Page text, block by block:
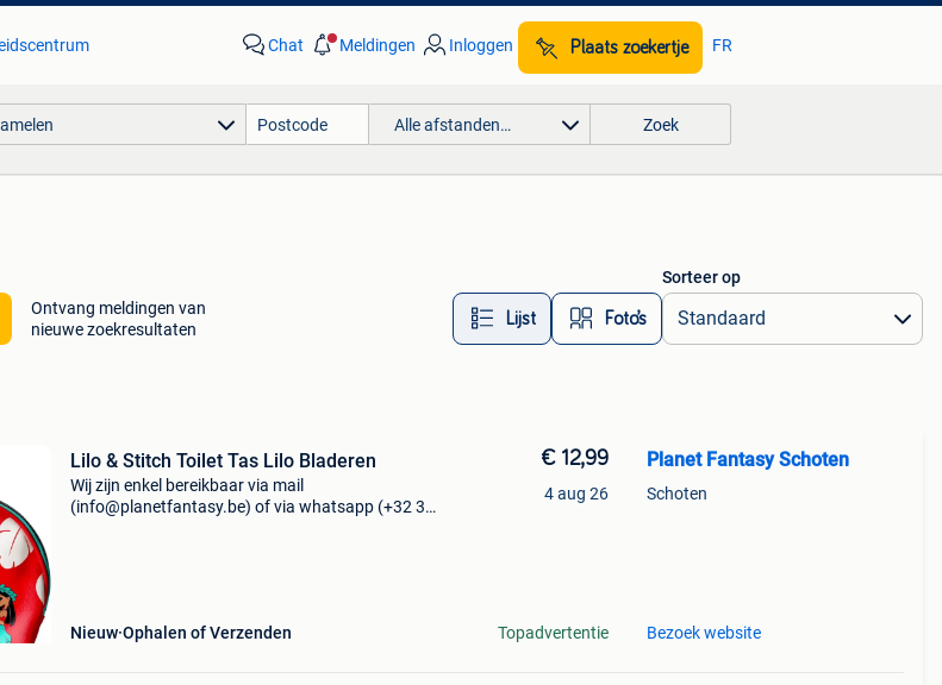
Chat Meldingen Inloggen Plaats zoekertje FR
Alle afstanden… Zoek
Ontvang meldingen van
nieuwe zoekresultaten
Lijst Foto’s
Sorteer op
Lilo & Stitch Toilet Tas Lilo Bladeren
Wij zijn enkel bereikbaar via mail
(info@planetfantasy.be) of via whatsapp (+32 3
Nieuw Ophalen of Verzenden
€ 12,99
4 aug 26
Topadvertentie
Planet Fantasy Schoten
Schoten
Bezoek website